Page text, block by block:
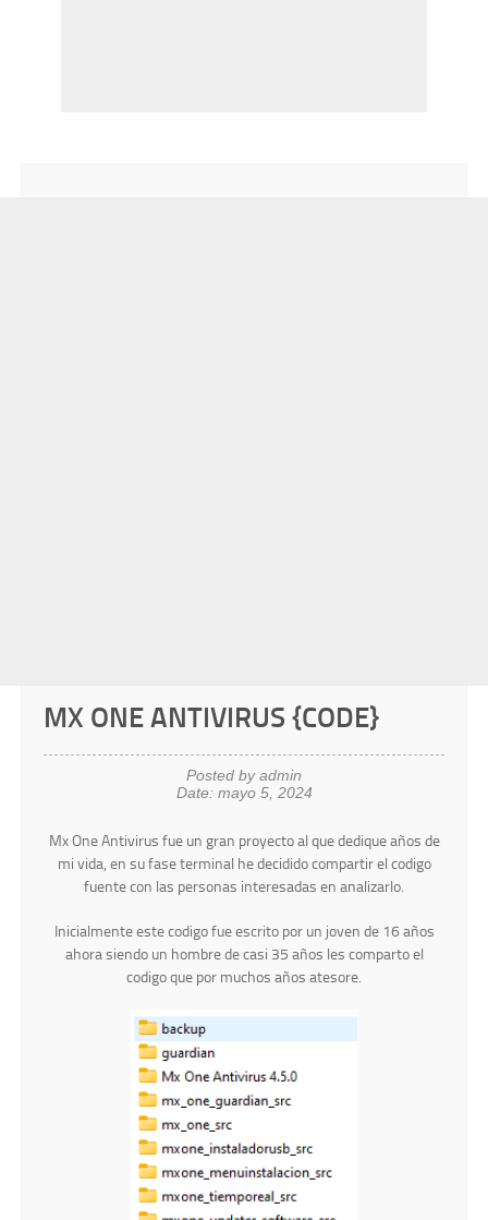
MX ONE ANTIVIRUS {CODE}
Posted by admin
Date: mayo 5, 2024
Mx One Antivirus fue un gran proyecto al que dedique años de
mi vida, en su fase terminal he decidido compartir el codigo
fuente con las personas interesadas en analizarlo.
Inicialmente este codigo fue escrito por un joven de 16 años
ahora siendo un hombre de casi 35 años les comparto el
codigo que por muchos años atesore.